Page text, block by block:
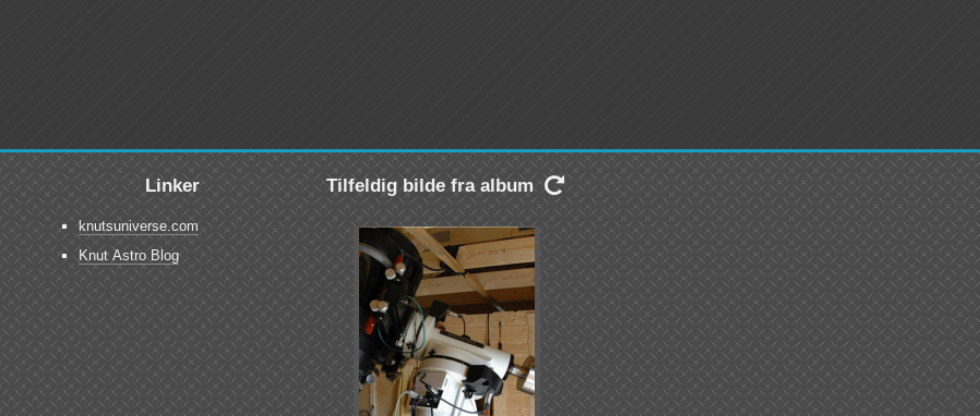
Linker
knutsuniverse.com
Knut Astro Blog
Tilfeldig bilde fra album 